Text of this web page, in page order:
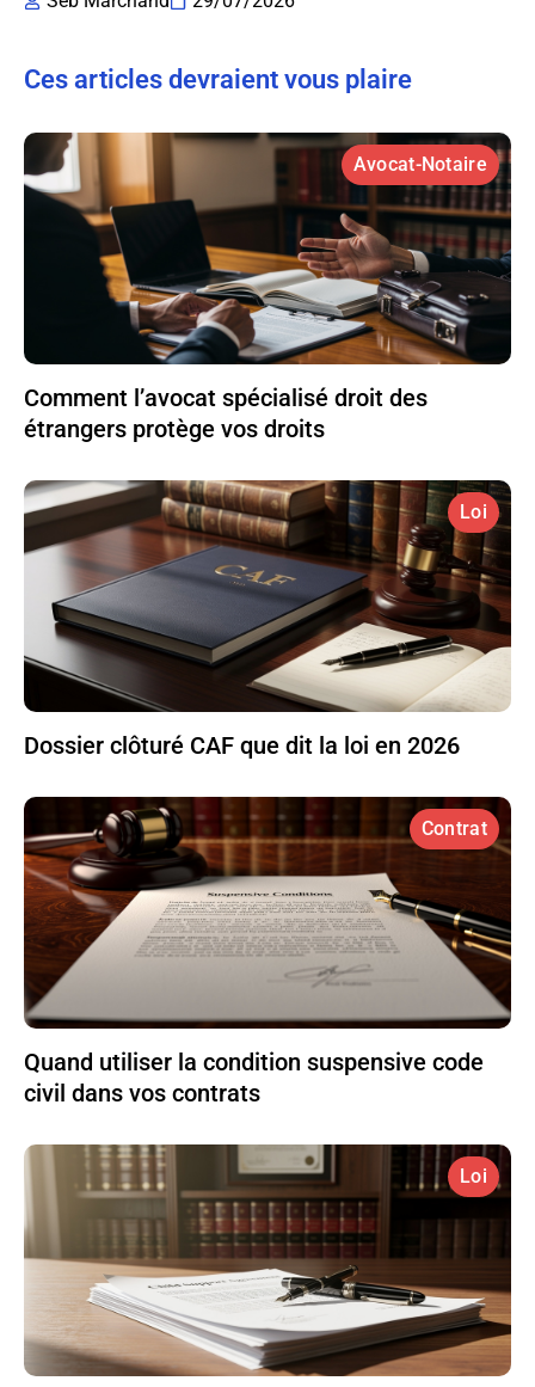
Ces articles devraient vous plaire
Avocat-Notaire
Comment l’avocat spécialisé droit des
étrangers protège vos droits
Loi
Dossier clôturé CAF que dit la loi en 2026
Contrat
Quand utiliser la condition suspensive code
civil dans vos contrats
Loi